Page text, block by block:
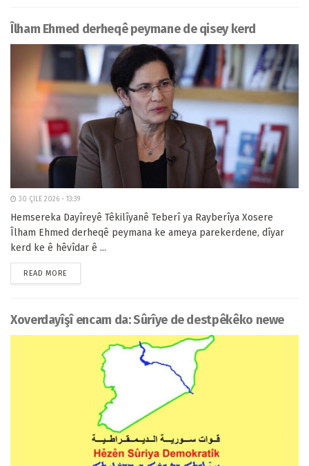
Îlham Ehmed derheqê peymane de qisey kerd
30 ÇILE 2026 - 13:39
Hemsereka Dayîreyê Têkilîyanê Teberî ya Rayberîya Xosere
Îlham Ehmed derheqê peymana ke ameya parekerdene, dîyar
kerd ke ê hêvîdar ê ...
READ MORE
Xoverdayîşî encam da: Sûrîye de destpêkêko newe